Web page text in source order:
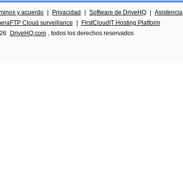
y acuerdo Privacidad Software de DriveHQ Asistencia
Cloud surveillance
FirstCloudIT Hosting Platform
DriveHQ.com , todos los derechos reservados